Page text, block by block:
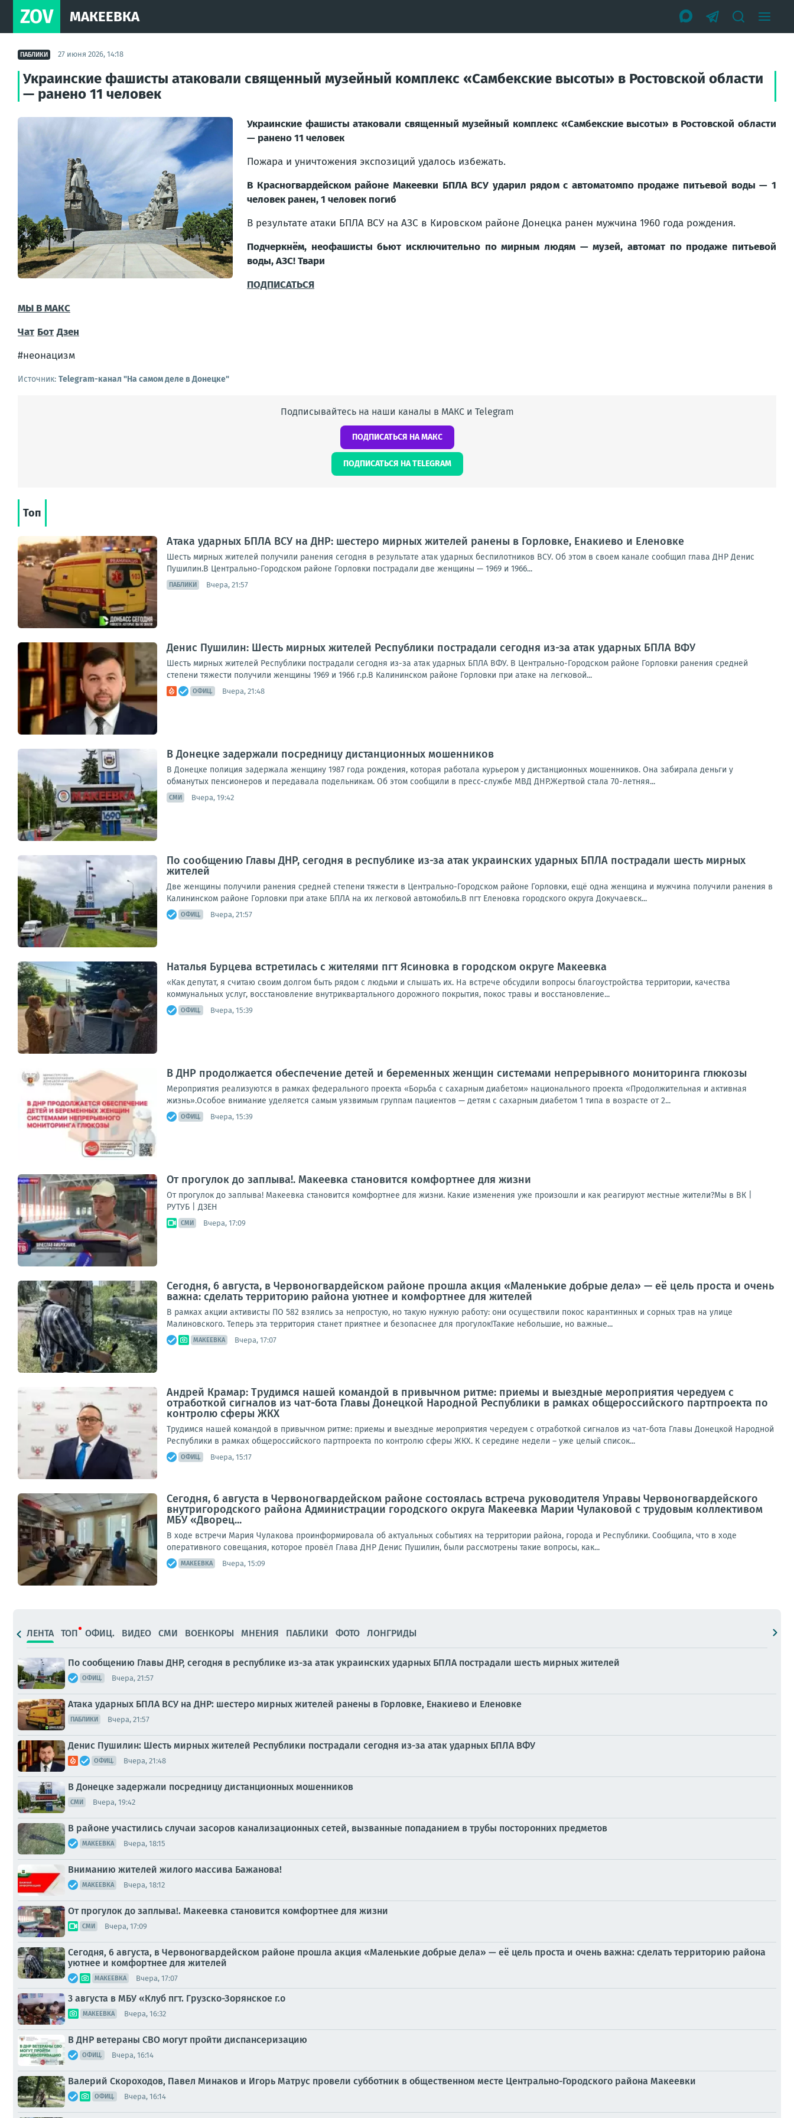
ZOV МАКЕЕВКА
ПАБЛИКИ 27 июня 2026, 14:18
Украинские фашисты атаковали священный музейный комплекс «Самбекские высоты» в Ростовской области
— ранено 11 человек
Украинские фашисты атаковали священный музейный комплекс «Самбекские высоты» в Ростовской области
— ранено 11 человек
Пожара и уничтожения экспозиций удалось избежать.
В Красногвардейском районе Макеевки БПЛА ВСУ ударил рядом с автоматомпо продаже питьевой воды — 1
человек ранен, 1 человек погиб
В результате атаки БПЛА ВСУ на АЗС в Кировском районе Донецка ранен мужчина 1960 года рождения.
Подчеркнём, неофашисты бьют исключительно по мирным людям — музей, автомат по продаже питьевой
воды, АЗС! Твари
ПОДПИСАТЬСЯ
МЫ В MAКС
Чат Бот Дзен
#неонацизм
Источник: Telegram-канал "На самом деле в Донецке"
Подписывайтесь на наши каналы в МАКС и Telegram
ПОДПИСАТЬСЯ НА МАКС
ПОДПИСАТЬСЯ НА TELEGRAM
Топ
Атака ударных БПЛА ВСУ на ДНР: шестеро мирных жителей ранены в Горловке, Енакиево и Еленовке
Шесть мирных жителей получили ранения сегодня в результате атак ударных беспилотников ВСУ. Об этом в своем канале сообщил глава ДНР Денис
Пушилин.В Центрально-Городском районе Горловки пострадали две женщины — 1969 и 1966...
ПАБЛИКИ Вчера, 21:57
Денис Пушилин: Шесть мирных жителей Республики пострадали сегодня из-за атак ударных БПЛА ВФУ
Шесть мирных жителей Республики пострадали сегодня из-за атак ударных БПЛА ВФУ. В Центрально-Городском районе Горловки ранения средней
степени тяжести получили женщины 1969 и 1966 г.р.В Калининском районе Горловки при атаке на легковой...
ОФИЦ. Вчера, 21:48
В Донецке задержали посредницу дистанционных мошенников
В Донецке полиция задержала женщину 1987 года рождения, которая работала курьером у дистанционных мошенников. Она забирала деньги у
обманутых пенсионеров и передавала подельникам. Об этом сообщили в пресс-службе МВД ДНР.Жертвой стала 70-летняя...
СМИ Вчера, 19:42
По сообщению Главы ДНР, сегодня в республике из-за атак украинских ударных БПЛА пострадали шесть мирных
жителей
Две женщины получили ранения средней степени тяжести в Центрально-Городском районе Горловки, ещё одна женщина и мужчина получили ранения в
Калининском районе Горловки при атаке БПЛА на их легковой автомобиль.В пгт Еленовка городского округа Докучаевск...
ОФИЦ. Вчера, 21:57
Наталья Бурцева встретилась с жителями пгт Ясиновка в городском округе Макеевка
«Как депутат, я считаю своим долгом быть рядом с людьми и слышать их. На встрече обсудили вопросы благоустройства территории, качества
коммунальных услуг, восстановление внутриквартального дорожного покрытия, покос травы и восстановление...
ОФИЦ. Вчера, 15:39
В ДНР продолжается обеспечение детей и беременных женщин системами непрерывного мониторинга глюкозы
Мероприятия реализуются в рамках федерального проекта «Борьба с сахарным диабетом» национального проекта «Продолжительная и активная
жизнь».Особое внимание уделяется самым уязвимым группам пациентов — детям с сахарным диабетом 1 типа в возрасте от 2...
ОФИЦ. Вчера, 15:39
От прогулок до заплыва!. Макеевка становится комфортнее для жизни
От прогулок до заплыва! Макеевка становится комфортнее для жизни. Какие изменения уже произошли и как реагируют местные жители?Мы в ВК |
РУТУБ | ДЗЕН
СМИ Вчера, 17:09
Сегодня, 6 августа, в Червоногвардейском районе прошла акция «Маленькие добрые дела» — её цель проста и очень
важна: сделать территорию района уютнее и комфортнее для жителей
В рамках акции активисты ПО 582 взялись за непростую, но такую нужную работу: они осуществили покос карантинных и сорных трав на улице
Малиновского. Теперь эта территория станет приятнее и безопаснее для прогулок!Такие небольшие, но важные...
МАКЕЕВКА Вчера, 17:07
Андрей Крамар: Трудимся нашей командой в привычном ритме: приемы и выездные мероприятия чередуем с
отработкой сигналов из чат-бота Главы Донецкой Народной Республики в рамках общероссийского партпроекта по
контролю сферы ЖКХ
Трудимся нашей командой в привычном ритме: приемы и выездные мероприятия чередуем с отработкой сигналов из чат-бота Главы Донецкой Народной
Республики в рамках общероссийского партпроекта по контролю сферы ЖКХ. К середине недели – уже целый список...
ОФИЦ. Вчера, 15:17
Сегодня, 6 августа в Червоногвардейском районе состоялась встреча руководителя Управы Червоногвардейского
внутригородского района Администрации городского округа Макеевка Марии Чулаковой с трудовым коллективом
МБУ «Дворец...
В ходе встречи Мария Чулакова проинформировала об актуальных событиях на территории района, города и Республики. Сообщила, что в ходе
оперативного совещания, которое провёл Глава ДНР Денис Пушилин, были рассмотрены такие вопросы, как...
МАКЕЕВКА Вчера, 15:09
ЛЕНТА ТОП ОФИЦ. ВИДЕО СМИ ВОЕНКОРЫ МНЕНИЯ ПАБЛИКИ ФОТО ЛОНГРИДЫ
По сообщению Главы ДНР, сегодня в республике из-за атак украинских ударных БПЛА пострадали шесть мирных жителей
ОФИЦ. Вчера, 21:57
Атака ударных БПЛА ВСУ на ДНР: шестеро мирных жителей ранены в Горловке, Енакиево и Еленовке
ПАБЛИКИ Вчера, 21:57
Денис Пушилин: Шесть мирных жителей Республики пострадали сегодня из-за атак ударных БПЛА ВФУ
ОФИЦ. Вчера, 21:48
В Донецке задержали посредницу дистанционных мошенников
СМИ Вчера, 19:42
В районе участились случаи засоров канализационных сетей, вызванные попаданием в трубы посторонних предметов
МАКЕЕВКА Вчера, 18:15
Вниманию жителей жилого массива Бажанова!
МАКЕЕВКА Вчера, 18:12
От прогулок до заплыва!. Макеевка становится комфортнее для жизни
СМИ Вчера, 17:09
Сегодня, 6 августа, в Червоногвардейском районе прошла акция «Маленькие добрые дела» — её цель проста и очень важна: сделать территорию района
уютнее и комфортнее для жителей
МАКЕЕВКА Вчера, 17:07
3 августа в МБУ «Клуб пгт. Грузско-Зорянское г.о
МАКЕЕВКА Вчера, 16:32
В ДНР ветераны СВО могут пройти диспансеризацию
ОФИЦ. Вчера, 16:14
Валерий Скороходов, Павел Минаков и Игорь Матрус провели субботник в общественном месте Центрально-Городского района Макеевки
ОФИЦ. Вчера, 16:14